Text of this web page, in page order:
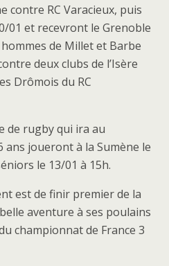
contre RC Varacieux, puis
01 et recevront le Grenoble
de Millet et Barbe
deux clubs de l’Isère
Drômois du RC
de rugby qui ira au
ans joueront à la Sumène le
le 13/01 à 15h.
est de finir premier de la
aventure à ses poulains
championnat de France 3